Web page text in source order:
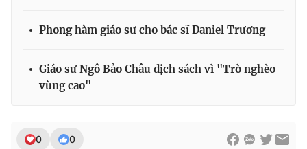
Giấy phép hoạt động báo in và báo điện tử số 483/GP-BTTTT
Tổng Biên tập: Vũ Thanh Thủy
Phó Tổng Biên tập:
Ðiện thoại Thời báo VTV:
Phong hàm giáo sư cho bác sĩ Daniel Trương
Giáo sư Ngô Bảo Châu dịch sách vì "Trò nghèo
vùng cao"
0 0